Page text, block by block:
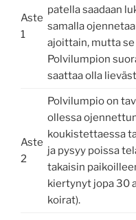
Aste
1
patella saadaan
samalla
ajoittain, mutta
Polvilumpion
saattaa olla
Aste
2
Polvilumpio on
ollessa
koukistettaessa
ja pysyy poissa
takaisin
kiertynyt jopa 30
koirat).